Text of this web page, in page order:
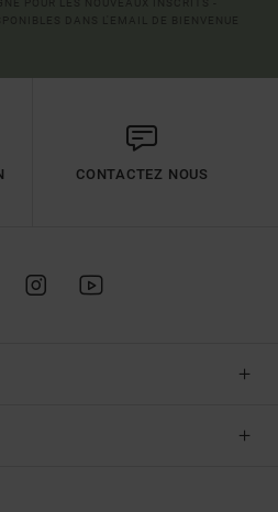
CONTACTEZ NOUS